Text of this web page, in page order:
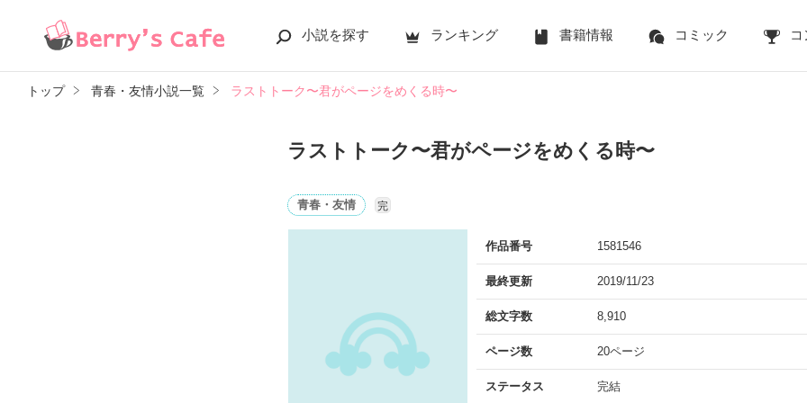
小説を探す ランキング 書籍情報 コミック コ
トップ 青春・友情小説一覧 ラストトーク〜君がページをめくる時〜
ラストトーク〜君がページをめくる時〜
青春・友情 完
作品番号 1581546
最終更新 2019/11/23
総文字数 8,910
ページ数 20ページ
ステータス 完結